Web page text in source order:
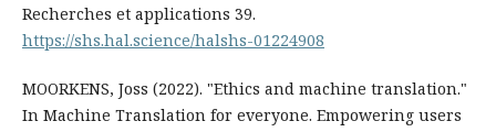
Recherches et applications 39.
https://shs.hal.science/halshs-01224908
MOORKENS, Joss (2022). "Ethics and machine translation."
In Machine Translation for everyone. Empowering users